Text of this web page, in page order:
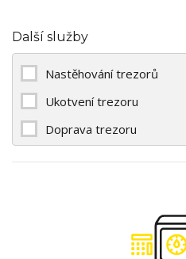
Další služby
Nastěhování trezorů
Ukotvení trezoru
Doprava trezoru